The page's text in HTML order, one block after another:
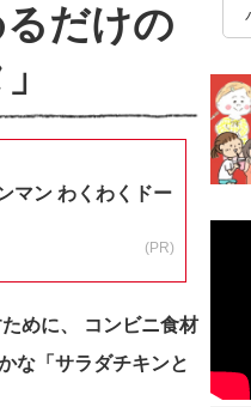
だけの
マン わくわくドー
(PR)
めに、 コンビニ食材
な「サラダチキンと